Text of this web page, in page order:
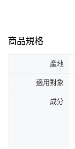
商品規格
產地
適用對象
成分